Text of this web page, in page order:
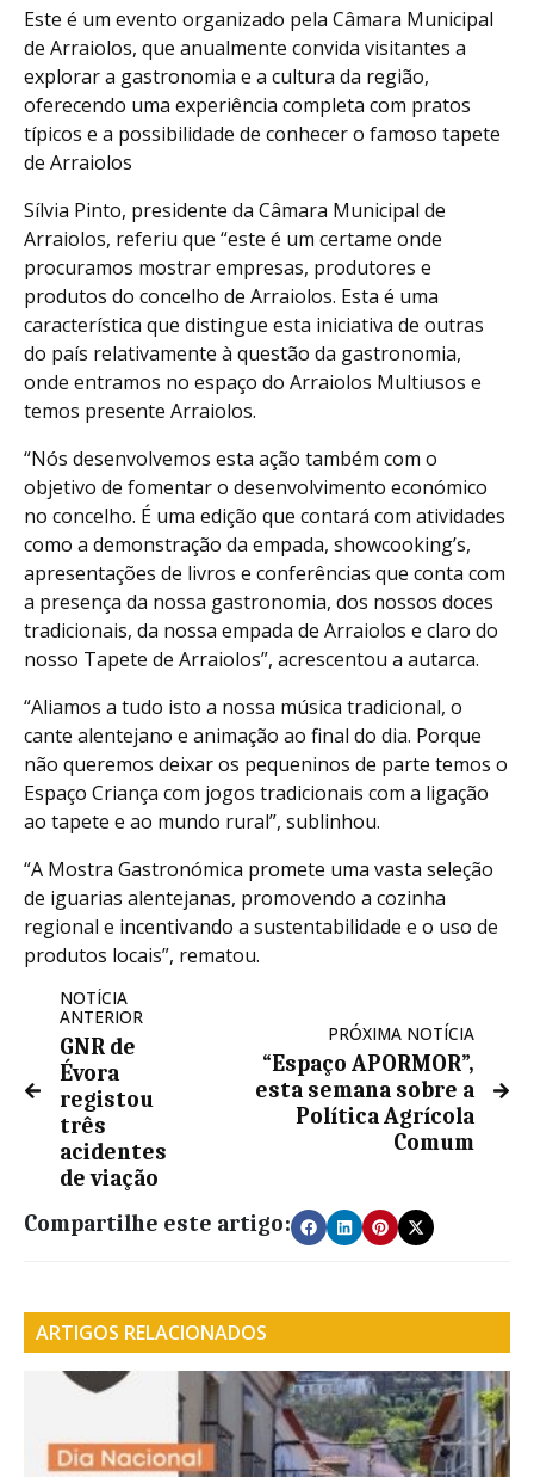
Este é um evento organizado pela Câmara Municipal
de Arraiolos, que anualmente convida visitantes a
explorar a gastronomia e a cultura da região,
oferecendo uma experiência completa com pratos
típicos e a possibilidade de conhecer o famoso tapete
de Arraiolos
Sílvia Pinto, presidente da Câmara Municipal de
Arraiolos, referiu que “este é um certame onde
procuramos mostrar empresas, produtores e
produtos do concelho de Arraiolos. Esta é uma
característica que distingue esta iniciativa de outras
do país relativamente à questão da gastronomia,
onde entramos no espaço do Arraiolos Multiusos e
temos presente Arraiolos.
“Nós desenvolvemos esta ação também com o
objetivo de fomentar o desenvolvimento económico
no concelho. É uma edição que contará com atividades
como a demonstração da empada, showcooking’s,
apresentações de livros e conferências que conta com
a presença da nossa gastronomia, dos nossos doces
tradicionais, da nossa empada de Arraiolos e claro do
nosso Tapete de Arraiolos”, acrescentou a autarca.
“Aliamos a tudo isto a nossa música tradicional, o
cante alentejano e animação ao final do dia. Porque
não queremos deixar os pequeninos de parte temos o
Espaço Criança com jogos tradicionais com a ligação
ao tapete e ao mundo rural”, sublinhou.
“A Mostra Gastronómica promete uma vasta seleção
de iguarias alentejanas, promovendo a cozinha
regional e incentivando a sustentabilidade e o uso de
produtos locais”, rematou.
NOTÍCIA
ANTERIOR
GNR de
Évora
registou
três
acidentes
de viação
PRÓXIMA NOTÍCIA
“Espaço APORMOR”,
esta semana sobre a
Política Agrícola
Comum
Compartilhe este artigo:
ARTIGOS RELACIONADOS